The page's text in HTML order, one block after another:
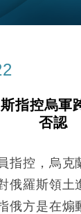
反覆波動收跌
春季三度入市
料美伊戰事
行上半年淨
指控烏軍
否認
指控，烏克
俄羅斯領土
俄方是在煽